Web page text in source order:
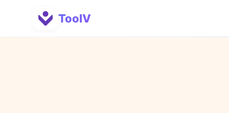
ToolV